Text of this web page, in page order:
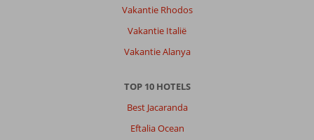
Vakantie Rhodos
Vakantie Italië
Vakantie Alanya
TOP 10 HOTELS
Best Jacaranda
Eftalia Ocean